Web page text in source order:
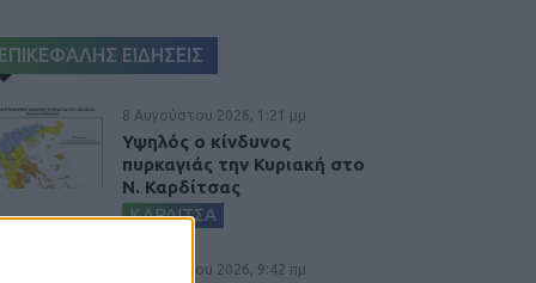
ΕΠΙΚΕΦΑΛΗΣ ΕΙΔΗΣΕΙΣ
8 Αυγούστου 2026, 1:21 μμ
Υψηλός ο κίνδυνος
πυρκαγιάς την Κυριακή στο
Ν. Καρδίτσας
ΚΑΡΔΙΤΣΑ
8 Αυγούστου 2026, 9:42 πμ